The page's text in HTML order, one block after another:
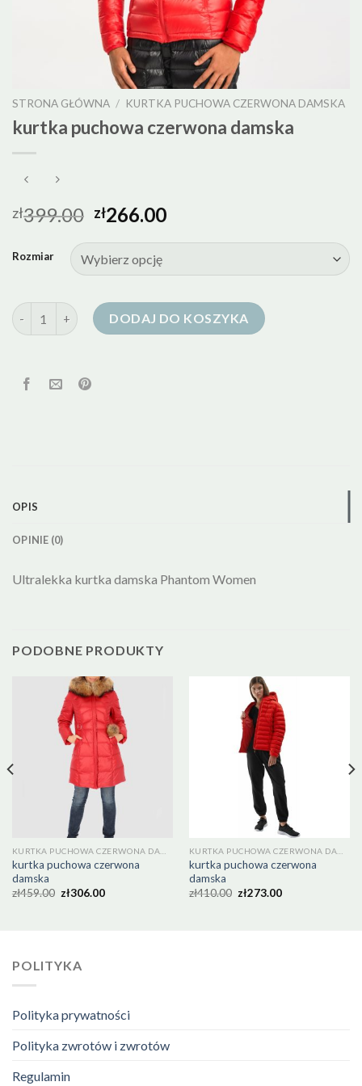
STRONA GŁÓWNA / KURTKA PUCHOWA CZERWONA DAMSKA
kurtka puchowa czerwona damska
zł399.00 zł266.00
Rozmiar
ilość kurtka puchowa czerwona damska
DODAJ DO KOSZYKA
OPIS
OPINIE (0)
Ultralekka kurtka damska Phantom Women
PODOBNE PRODUKTY
kurtka puchowa czerwona
damska
zł459.00 zł306.00
kurtka puchowa czerwona
damska
zł410.00 zł273.00
POLITYKA
Polityka prywatności
Polityka zwrotów i zwrotów
Regulamin